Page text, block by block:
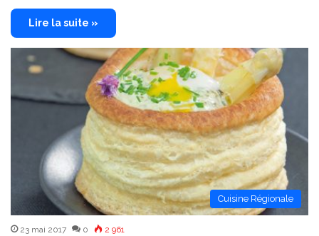
Lire la suite »
Cuisine Régionale
23 mai 2017 0 2 961